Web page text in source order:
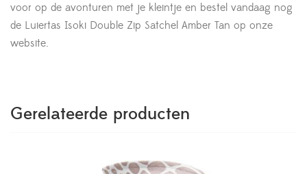
voor op de avonturen met je kleintje en bestel vandaag nog
de Luiertas Isoki Double Zip Satchel Amber Tan op onze
website.
Gerelateerde producten